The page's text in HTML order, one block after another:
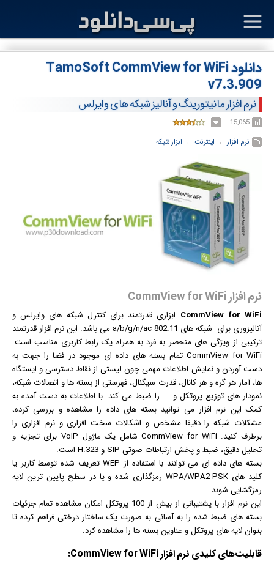
دانلود TamoSoft CommView for WiFi
v7.3.909
نرم افزار مانیتورینگ و آنالیز شبکه های وایرلس
15,065
نرم افزار ← ‏ اینترنت ← ‏ ابزار شبکه
نرم افزار CommView for WiFi
CommView for WiFi ابزاری قدرتمند برای کنترل شبکه های وایرلس و
آنالیزوری برای شبکه های 802.11 a/b/g/n/ac می باشد. این
نرم افزارقدرتمند
ترکیبی از ویژگی های منحصر به فرد به همراه یک رابط کاربری مناسب است.
CommView for WiFi تمام بسته های داده ای موجود در فضا را جهت به
دست آوردن و نمایش اطلاعات مهمی چون لیستی از نقاط دسترسی و ایستگاه
ها، آمار هر گره و هر کانال، قدرت سیگنال، فهرستی از بسته ها و اتصالات شبکه،
نمودار های توزیع پروتکل و ... را ضبط می کند. با اطلاعات به دست آمده به
کمک این نرم افزار می توانید بسته های داده را مشاهده و بررسی کرده،
مشکلات شبکه را دقیقا مشخص و اشکالات سخت افزاری و نرم افزاری را
برطرف کنید. CommView for WiFi شامل یک ماژول VoIP برای تجزیه و
تحلیل دقیق، ضبط و پخش ارتباطات صوتی SIP و H.323 است.
بسته های داده ای می توانند با استفاده از WEP تعریف شده توسط کاربر یا
کلید های WPA/WPA2-PSK رمزگذاری شده و یا در سطح پایین ترین لایه
رمزگشایی شوند.
این نرم افزار با پشتیبانی از بیش از 100 پروتکل امکان مشاهده تمام جزئیات
بسته های ضبط شده را به آسانی به صورت یک ساختار درختی فراهم کرده تا
بتوان لایه های پروتکل و عناوین بسته ها را مشاهده کرد.
قابلیت‌های کلیدی نرم افزار